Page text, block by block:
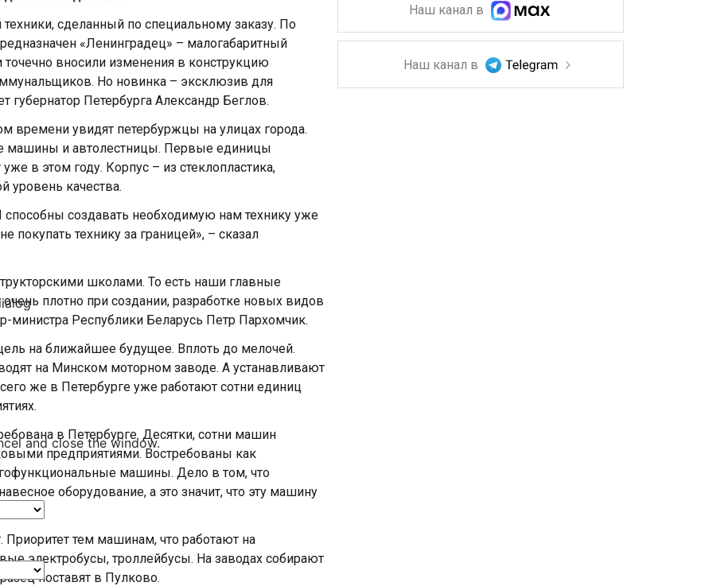
and close the window.
сделанный по специальному заказу. По
«Ленинградец» – малогабаритный
вносили изменения в конструкцию
Но новинка – эксклюзив для
Петербурга Александр Беглов.
времени увидят петербуржцы на улицах города.
машины и автолестницы. Первые единицы
в этом году. Корпус – из стеклопластика,
уровень качества.
создавать необходимую нам технику уже
покупать технику за границей», – сказал
школами. То есть наши главные
плотно при создании, разработке новых видов
министра Республики Беларусь Петр Пархомчик.
на ближайшее будущее. Вплоть до мелочей.
на Минском моторном заводе. А устанавливают
же в Петербурге уже работают сотни единиц
в Петербурге. Десятки, сотни машин
предприятиями. Востребованы как
машины. Дело в том, что
оборудование, а это значит, что эту машину
Приоритет тем машинам, что работают на
электробусы, троллейбусы. На заводах собирают
поставят в Пулково.
Наш канал в
Наш канал в